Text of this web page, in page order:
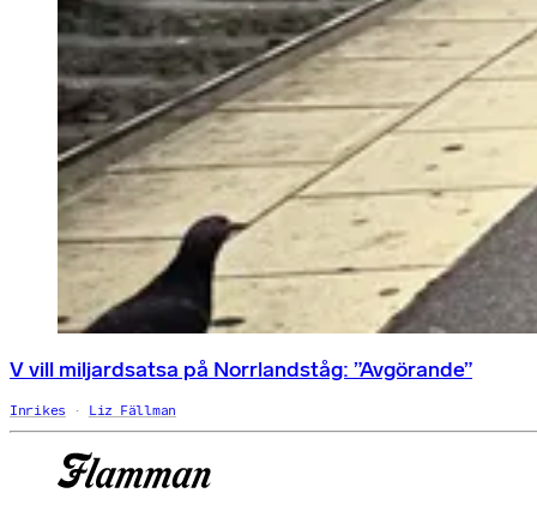
V vill miljardsatsa på Norrlandståg: ”Avgörande”
Inrikes Liz Fällman